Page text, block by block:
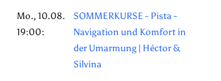
Mo., 10.08.
19:00:
SOMMERKURSE - Pista -
Navigation und Komfort in
der Umarmung | Héctor &
Silvina